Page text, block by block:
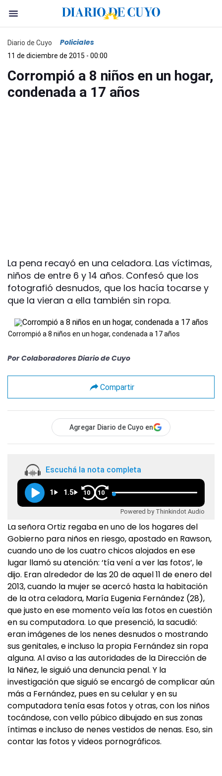
Diario de Cuyo Policiales
11 de diciembre de 2015 - 00:00
Corrompió a 8 niños en un hogar,
condenada a 17 años
La pena recayó en una celadora. Las víctimas,
niños de entre 6 y 14 años. Confesó que los
fotografió desnudos, que los hacía tocarse y
que la vieran a ella también sin ropa.
Corrompió a 8 niños en un hogar, condenada a 17 años
Por Colaboradores Diario de Cuyo
Compartir
Agregar Diario de Cuyo en
Escuchá la nota completa
1 1.5 10 10
Powered by Thinkindot Audio
La señora Ortiz regaba en uno de los hogares del
Gobierno para niños en riesgo, apostado en Rawson,
cuando uno de los cuatro chicos alojados en ese
lugar llamó su atención: ‘tía vení a ver las fotos’, le
dijo. Eran alrededor de las 20 de aquel 11 de enero del
2013, cuando la mujer se acercó hasta la habitación
de la otra celadora, María Eugenia Fernández (28),
que justo en ese momento veía las fotos en cuestión
en su computadora. Lo que presenció, la sacudió:
eran imágenes de los nenes desnudos o mostrando
sus genitales, e incluso la propia Fernández sin ropa
alguna. Al aviso a las autoridades de la Dirección de
la Niñez, le siguió una denuncia penal. Y la
investigación que siguió se encargó de complicar aún
más a Fernández, pues en su celular y en su
computadora tenía esas fotos y otras, con los niños
tocándose, con vello púbico dibujado en sus zonas
íntimas e incluso de nenes vestidos de nenas. Eso, sin
contar las fotos y videos pornográficos.